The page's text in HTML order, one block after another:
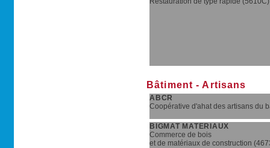
Bâtiment - Artisans
ABCR
Coopérative d'ahat des artisans du
BIGMAT MATERIAUX
Commerce de bois
et de matériaux de construction